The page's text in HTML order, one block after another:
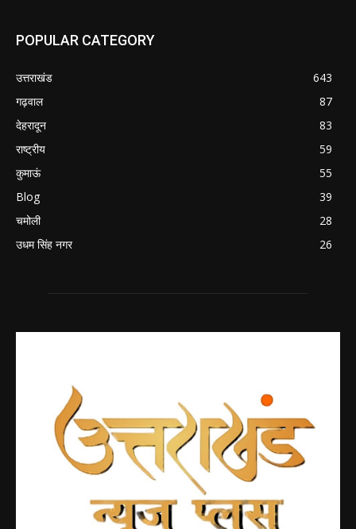
POPULAR CATEGORY
उत्तराखंड
643
गढ़वाल
87
देहरादून
83
राष्ट्रीय
59
कुमाऊं
55
Blog
39
चमोली
28
उधम सिंह नगर
26